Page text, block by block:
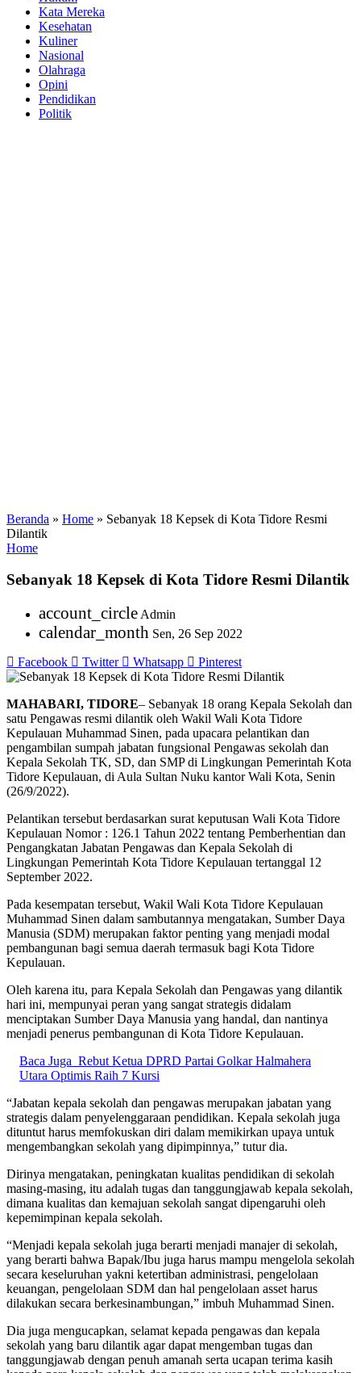
Kata Mereka
Kesehatan
Kuliner
Nasional
Olahraga
Opini
Pendidikan
Politik
Beranda » Home » Sebanyak 18 Kepsek di Kota Tidore Resmi
Dilantik
Home
Sebanyak 18 Kepsek di Kota Tidore Resmi Dilantik
account_circleAdmin
calendar_month Sen, 26 Sep 2022
Facebook Twitter Whatsapp Pinterest
MAHABARI, TIDORE– Sebanyak 18 orang Kepala Sekolah dan
satu Pengawas resmi dilantik oleh Wakil Wali Kota Tidore
Kepulauan Muhammad Sinen, pada upacara pelantikan dan
pengambilan sumpah jabatan fungsional Pengawas sekolah dan
Kepala Sekolah TK, SD, dan SMP di Lingkungan Pemerintah Kota
Tidore Kepulauan, di Aula Sultan Nuku kantor Wali Kota, Senin
(26/9/2022).
Pelantikan tersebut berdasarkan surat keputusan Wali Kota Tidore
Kepulauan Nomor : 126.1 Tahun 2022 tentang Pemberhentian dan
Pengangkatan Jabatan Pengawas dan Kepala Sekolah di
Lingkungan Pemerintah Kota Tidore Kepulauan tertanggal 12
September 2022.
Pada kesempatan tersebut, Wakil Wali Kota Tidore Kepulauan
Muhammad Sinen dalam sambutannya mengatakan, Sumber Daya
Manusia (SDM) merupakan faktor penting yang menjadi modal
pembangunan bagi semua daerah termasuk bagi Kota Tidore
Kepulauan.
Oleh karena itu, para Kepala Sekolah dan Pengawas yang dilantik
hari ini, mempunyai peran yang sangat strategis didalam
menciptakan Sumber Daya Manusia yang handal, dan nantinya
menjadi penerus pembangunan di Kota Tidore Kepulauan.
Baca Juga Rebut Ketua DPRD Partai Golkar Halmahera
Utara Optimis Raih 7 Kursi
“Jabatan kepala sekolah dan pengawas merupakan jabatan yang
strategis dalam penyelenggaraan pendidikan. Kepala sekolah juga
dituntut harus memfokuskan diri dalam memikirkan upaya untuk
mengembangkan sekolah yang dipimpinnya,” tutur dia.
Dirinya mengatakan, peningkatan kualitas pendidikan di sekolah
masing-masing, itu adalah tugas dan tanggungjawab kepala sekolah,
dimana kualitas dan kemajuan sekolah sangat dipengaruhi oleh
kepemimpinan kepala sekolah.
“Menjadi kepala sekolah juga berarti menjadi manajer di sekolah,
yang berarti bahwa Bapak/Ibu juga harus mampu mengelola sekolah
secara keseluruhan yakni ketertiban administrasi, pengelolaan
keuangan, pengelolaan SDM dan hal pengelolaan asset harus
dilakukan secara berkesinambungan,” imbuh Muhammad Sinen.
Dia juga mengucapkan, selamat kepada pengawas dan kepala
sekolah yang baru dilantik agar dapat mengemban tugas dan
tanggungjawab dengan penuh amanah serta ucapan terima kasih